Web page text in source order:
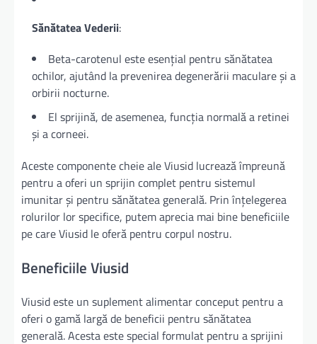
Sănătatea Vederii:
Beta-carotenul este esențial pentru sănătatea
ochilor, ajutând la prevenirea degenerării maculare și a
orbirii nocturne.
El sprijină, de asemenea, funcția normală a retinei
și a corneei.
Aceste componente cheie ale Viusid lucrează împreună
pentru a oferi un sprijin complet pentru sistemul
imunitar și pentru sănătatea generală. Prin înțelegerea
rolurilor lor specifice, putem aprecia mai bine beneficiile
pe care Viusid le oferă pentru corpul nostru.
Beneficiile Viusid
Viusid este un suplement alimentar conceput pentru a
oferi o gamă largă de beneficii pentru sănătatea
generală. Acesta este special formulat pentru a sprijini